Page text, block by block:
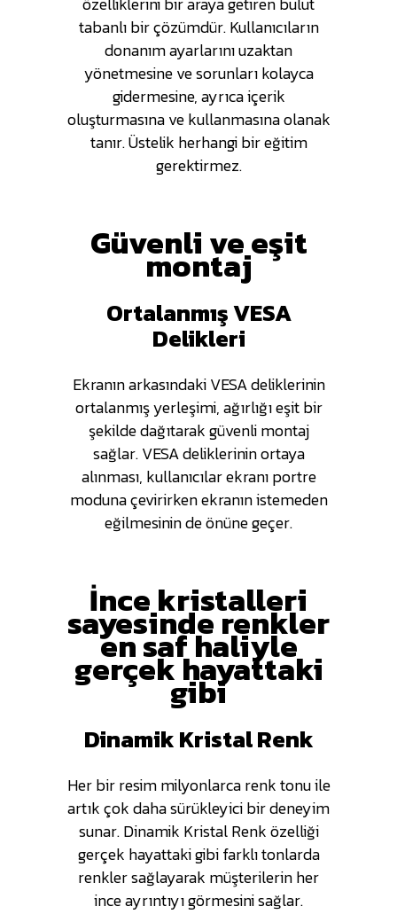
tabanlı bir çözümdür. Kullanıcıların
donanım ayarlarını uzaktan
yönetmesine ve sorunları kolayca
gidermesine, ayrıca içerik
oluşturmasına ve kullanmasına olanak
tanır. Üstelik herhangi bir eğitim
gerektirmez.
Güvenli ve eşit
montaj
Ortalanmış VESA
Delikleri
Ekranın arkasındaki VESA deliklerinin
ortalanmış yerleşimi, ağırlığı eşit bir
şekilde dağıtarak güvenli montaj
sağlar. VESA deliklerinin ortaya
alınması, kullanıcılar ekranı portre
moduna çevirirken ekranın istemeden
eğilmesinin de önüne geçer.
İnce kristalleri
sayesinde renkler
en saf haliyle
gerçek hayattaki
gibi
Dinamik Kristal Renk
Her bir resim milyonlarca renk tonu ile
artık çok daha sürükleyici bir deneyim
sunar. Dinamik Kristal Renk özelliği
gerçek hayattaki gibi farklı tonlarda
renkler sağlayarak müşterilerin her
ince ayrıntıyı görmesini sağlar.